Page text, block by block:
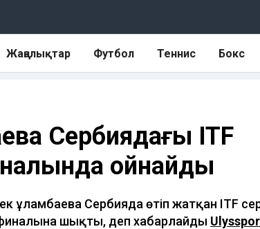
Жаңалықтар Футбол Теннис Бокс
Сербиядағы ITF
ойнайды
Құламбаева Сербияда өтіп жатқан ITF
шықты, деп хабарлайды